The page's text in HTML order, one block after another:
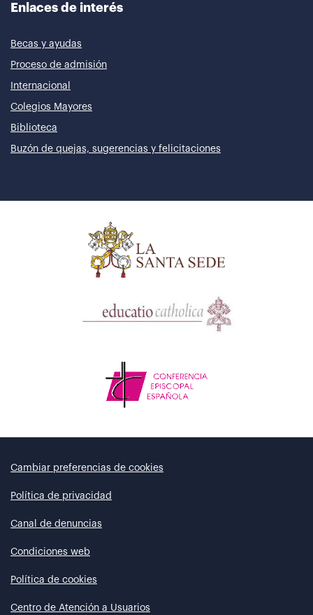
Enlaces de interés
Becas y ayudas
Proceso de admisión
Internacional
Colegios Mayores
Biblioteca
Buzón de quejas, sugerencias y felicitaciones
Cambiar preferencias de cookies
Política de privacidad
Canal de denuncias
Condiciones web
Política de cookies
Centro de Atención a Usuarios